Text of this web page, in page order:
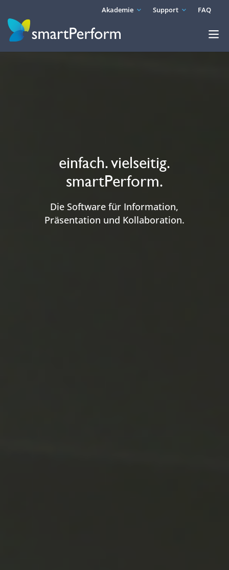
Akademie Support FAQ
einfach. vielseitig.
smartPerform.
Die Software für Information,
Präsentation und Kollaboration.